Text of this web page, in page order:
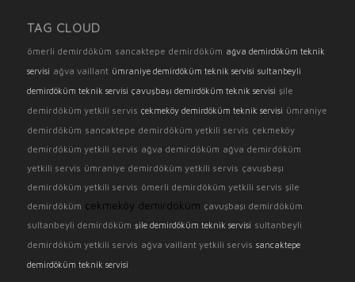
TAG CLOUD
ömerli demirdöküm sancaktepe demirdöküm ağva demirdöküm teknik
servisi ağva vaillant ümraniye demirdöküm teknik servisi sultanbeyli
demirdöküm teknik servisi çavuşbaşı demirdöküm teknik servisi şile
demirdöküm yetkili servis çekmeköy demirdöküm teknik servisi ümraniye
demirdöküm sancaktepe demirdöküm yetkili servis çekmeköy
demirdöküm yetkili servis ağva demirdöküm ağva demirdöküm
yetkili servis ümraniye demirdöküm yetkili servis çavuşbaşı
demirdöküm yetkili servis ömerli demirdöküm yetkili servis şile
demirdöküm çekmeköy demirdöküm çavuşbaşı demirdöküm
sultanbeyli demirdöküm şile demirdöküm teknik servisi sultanbeyli
demirdöküm yetkili servis ağva vaillant yetkili servis sancaktepe
demirdöküm teknik servisi